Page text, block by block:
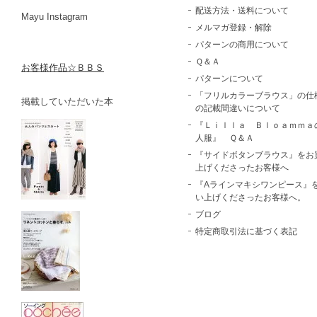
Mayu Instagram
お客様作品☆ＢＢＳ
掲載していただいた本
配送方法・送料について
メルマガ登録・解除
パターンの商用について
Ｑ＆Ａ
パターンについて
「フリルカラーブラウス」の仕
の記載間違いについて
『Ｌｉｌｌａ Ｂｌｏａｍｍａ
人服』 Ｑ＆Ａ
『サイドボタンブラウス』をお
上げくださったお客様へ
『Aラインマキシワンピース』
い上げくださったお客様へ。
ブログ
特定商取引法に基づく表記